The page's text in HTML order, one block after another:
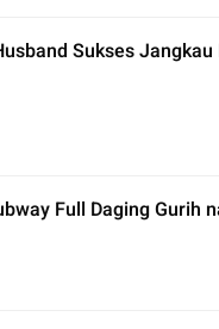
Sukses
Full Daging Gurih